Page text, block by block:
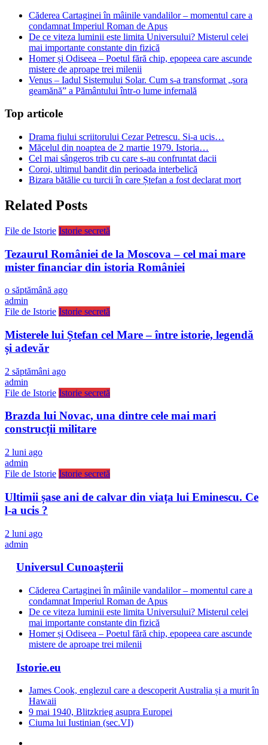
Căderea Cartaginei în mâinile vandalilor – momentul care a
condamnat Imperiul Roman de Apus
De ce viteza luminii este limita Universului? Misterul celei
mai importante constante din fizică
Homer și Odiseea – Poetul fără chip, epopeea care ascunde
mistere de aproape trei milenii
Venus – Iadul Sistemului Solar. Cum s-a transformat „sora
geamănă” a Pământului într-o lume infernală
Top articole
Drama fiului scriitorului Cezar Petrescu. Si-a ucis…
Măcelul din noaptea de 2 martie 1979. Istoria…
Cel mai sângeros trib cu care s-au confruntat dacii
Coroi, ultimul bandit din perioada interbelică
Bizara bătălie cu turcii în care Ștefan a fost declarat mort
Related Posts
File de Istorie Istorie secretă
Tezaurul României de la Moscova – cel mai mare
mister financiar din istoria României
o săptămână ago
admin
File de Istorie Istorie secretă
Misterele lui Ștefan cel Mare – între istorie, legendă
și adevăr
2 săptămâni ago
admin
File de Istorie Istorie secretă
Brazda lui Novac, una dintre cele mai mari
construcții militare
2 luni ago
admin
File de Istorie Istorie secretă
Ultimii șase ani de calvar din viața lui Eminescu. Ce
l-a ucis ?
2 luni ago
admin
Universul Cunoașterii
Căderea Cartaginei în mâinile vandalilor – momentul care a
condamnat Imperiul Roman de Apus
De ce viteza luminii este limita Universului? Misterul celei
mai importante constante din fizică
Homer și Odiseea – Poetul fără chip, epopeea care ascunde
mistere de aproape trei milenii
Istorie.eu
James Cook, englezul care a descoperit Australia și a murit în
Hawaii
9 mai 1940, Blitzkrieg asupra Europei
Ciuma lui Iustinian (sec.VI)